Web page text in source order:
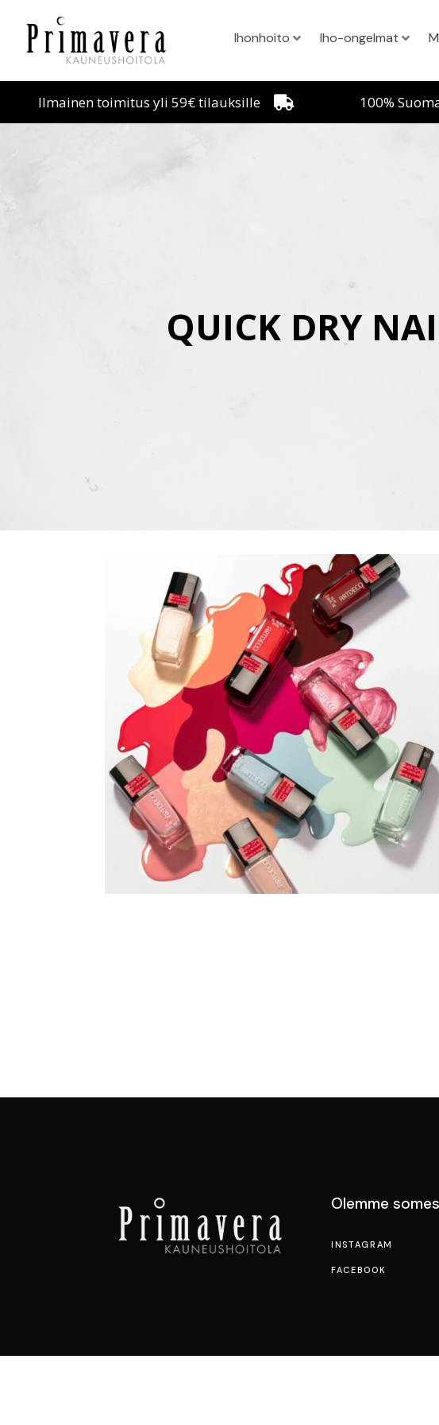
Ihonhoito Iho-ongelmat
Ilmainen toimitus yli 59€ tilauksille 100%
QUICK DRY
Olemme
INSTAGRAM
FACEBOOK